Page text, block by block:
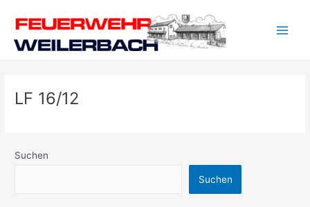
Inhalt
springen
LF 16/12
Suchen
Suchen